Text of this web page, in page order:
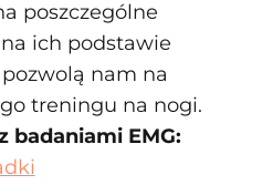
poszczególne
ich podstawie
nam na
treningu na nogi.
badaniami EMG: